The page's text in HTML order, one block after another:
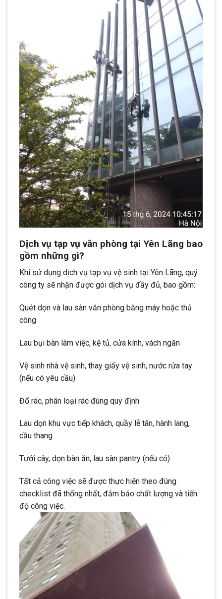
Dịch vụ tạp vụ văn phòng tại Yên Lãng bao
gồm những gì?
Khi sử dụng dịch vụ tạp vụ vệ sinh tại Yên Lãng, quý
công ty sẽ nhận được gói dịch vụ đầy đủ, bao gồm:
Quét dọn và lau sàn văn phòng bằng máy hoặc thủ
công
Lau bụi bàn làm việc, kệ tủ, cửa kính, vách ngăn
Vệ sinh nhà vệ sinh, thay giấy vệ sinh, nước rửa tay
(nếu có yêu cầu)
Đổ rác, phân loại rác đúng quy định
Lau dọn khu vực tiếp khách, quầy lễ tân, hành lang,
cầu thang
Tưới cây, dọn bàn ăn, lau sàn pantry (nếu có)
Tất cả công việc sẽ được thực hiện theo đúng
checklist đã thống nhất, đảm bảo chất lượng và tiến
độ công việc.